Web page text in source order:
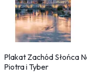
Plakat Zachód Słońca
Piotra i Tyber